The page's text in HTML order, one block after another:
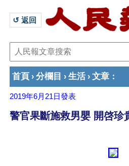
↺ 返回
首頁 › 分欄目 › 生活 › 文章 ：
2019年6月21日發表
警官果斷施救男嬰 開啓珍